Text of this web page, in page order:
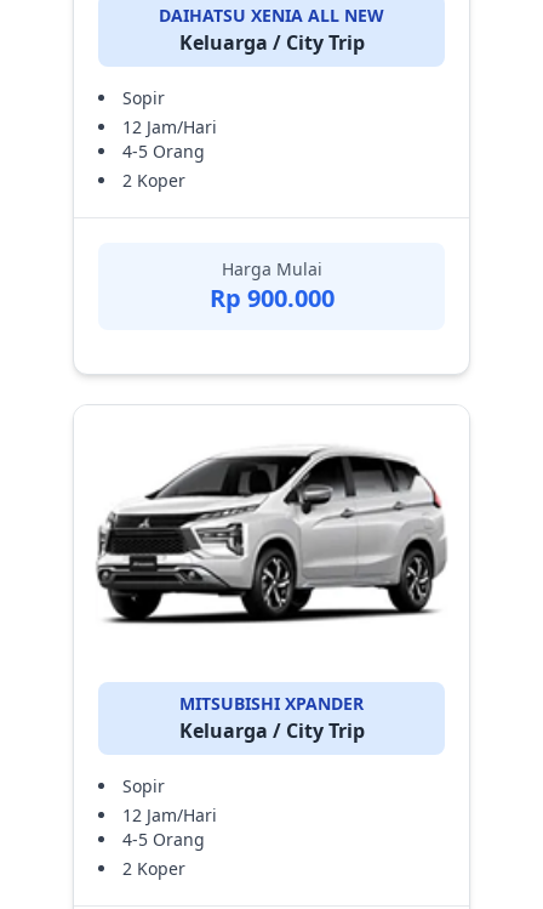
DAIHATSU XENIA ALL NEW
Keluarga / City Trip
Sopir
12 Jam/Hari
4-5 Orang
2 Koper
Harga Mulai
Rp 900.000
MITSUBISHI XPANDER
Keluarga / City Trip
Sopir
12 Jam/Hari
4-5 Orang
2 Koper